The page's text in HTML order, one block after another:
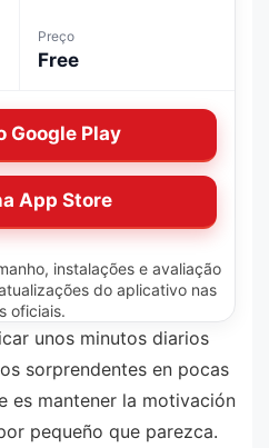
Preço
Free
Google Play
App Store
instalações e avaliação
do aplicativo nas
oficiais.
unos minutos diarios
sorprendentes en pocas
es mantener la motivación
pequeño que parezca.